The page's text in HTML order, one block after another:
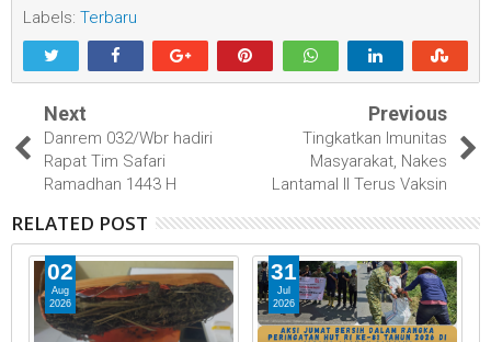
Labels: Terbaru
Next
Danrem 032/Wbr hadiri
Rapat Tim Safari
Ramadhan 1443 H
Previous
Tingkatkan Imunitas
Masyarakat, Nakes
Lantamal II Terus Vaksin
RELATED POST
02
Aug
2026
31
Jul
2026